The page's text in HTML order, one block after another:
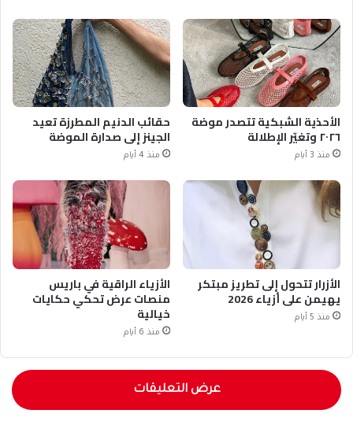
الأحذية الشبكية تتصدر موضة
٢٠٢٦ وتغيّر الإطلالة
منذ 3 أيام
حقائب الدنيم المطرزة تعيد
الجينز إلى صدارة الموضة
منذ 4 أيام
الأزرار تتحول إلى تطريز مبتكر
يهيمن على أزياء 2026
منذ 5 أيام
الأزياء الراقية في باريس
منصات عرض تحكي حكايات
خيالية
منذ 6 أيام
عرض التعليقات